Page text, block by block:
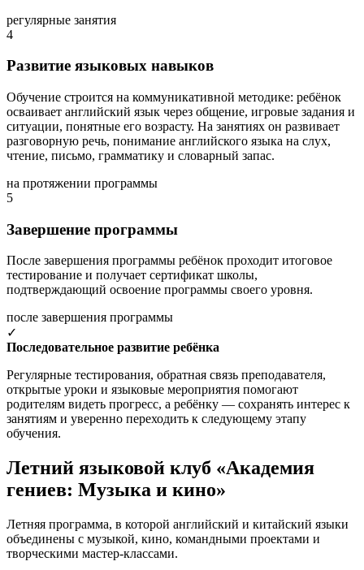
регулярные занятия
4
Развитие языковых навыков
Обучение строится на коммуникативной методике: ребёнок
осваивает английский язык через общение, игровые задания и
ситуации, понятные его возрасту. На занятиях он развивает
разговорную речь, понимание английского языка на слух,
чтение, письмо, грамматику и словарный запас.
на протяжении программы
5
Завершение программы
После завершения программы ребёнок проходит итоговое
тестирование и получает сертификат школы,
подтверждающий освоение программы своего уровня.
после завершения программы
✓
Последовательное развитие ребёнка
Регулярные тестирования, обратная связь преподавателя,
открытые уроки и языковые мероприятия помогают
родителям видеть прогресс, а ребёнку — сохранять интерес к
занятиям и уверенно переходить к следующему этапу
обучения.
Летний языковой клуб «Академия
гениев: Музыка и кино»
Летняя программа, в которой английский и китайский языки
объединены с музыкой, кино, командными проектами и
творческими мастер-классами.